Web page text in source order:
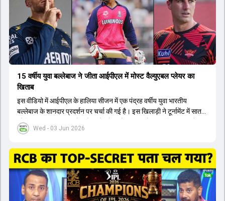
कप और 2028 ओलंपिक के लिए लंबी अवधि का विजन लेकर चल रहे हैं।
Wed - 03 Jun 2026
15 वर्षीय युवा बल्लेबाज ने जीता आईपीएल में मोस्ट वैल्युएबल प्लेयर का
खिताब
इस वीडियो में आईपीएल के हालिया सीजन में एक पंद्रह वर्षीय युवा भारतीय
बल्लेबाज के शानदार प्रदर्शन पर चर्चा की गई है। इस खिलाड़ी ने टूर्नामेंट में सात
सौ छिहत्तर रन बनाकर ऑरेंज कैप और मोस्ट वैल्युएबल प्लेयर का खिताब अपने नाम
किया है। वीडियो में बताया गया है कि ऑस्ट्रेलियाई टीम के वर्तमान कप्तान और
ऑस्ट्रेलियाई कप्तान के अनुसार, शुरुआत में लोगों को इस खिलाड़ी के प्रदर्शन पर
संदेह था, लेकिन अब उसने खुद को एक बेहतरीन बल्लेबाज साबित कर दिया है जो
गेंद को बाउंड्री के काफी पार मारने की क्षमता रखता है। वहीं, इंग्लैंड के पूर्व कप्तान
ने कहा कि टूर्नामेंट जीतने वाली टीम के अलावा इस सीजन की सबसे बड़ी बात इस
युवा खिलाड़ी का प्रदर्शन रहा है, जिसे देखने के लिए स्टेडियम में भारी भीड़ उमड़ती